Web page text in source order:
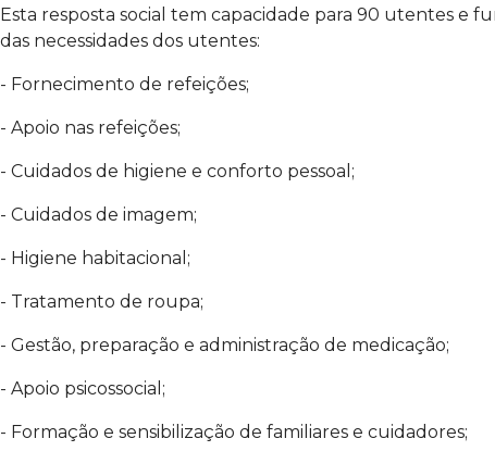
Esta resposta social tem capacidade para 90 utentes e
das necessidades dos utentes:
- Fornecimento de refeições;
- Apoio nas refeições;
- Cuidados de higiene e conforto pessoal;
- Cuidados de imagem;
- Higiene habitacional;
- Tratamento de roupa;
- Gestão, preparação e administração de medicação;
- Apoio psicossocial;
- Formação e sensibilização de familiares e cuidadores;